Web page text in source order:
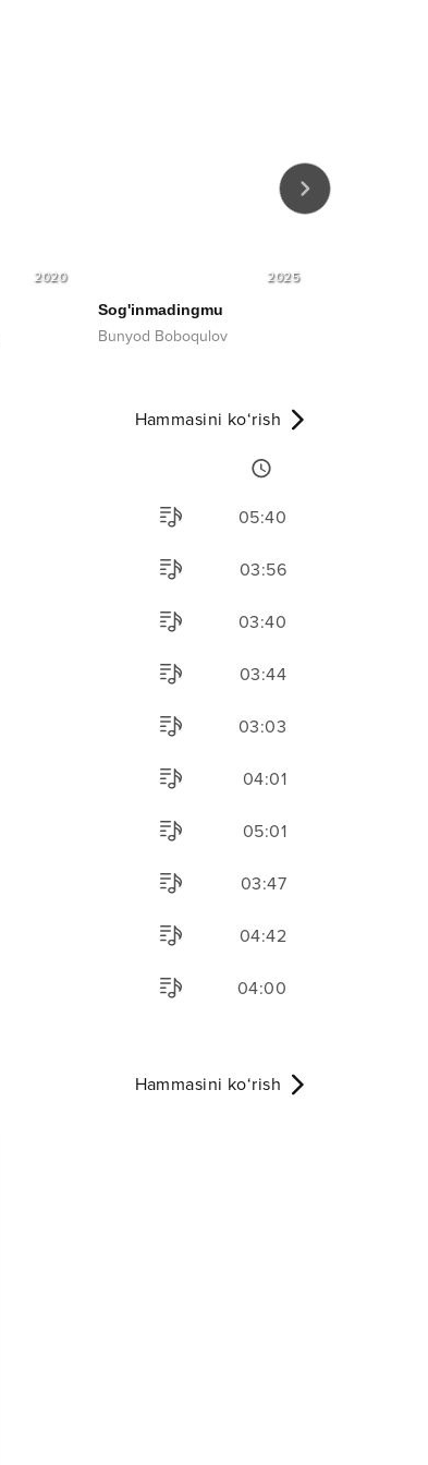
2020 2025
Sog'inmadingmu
Bunyod Boboqulov
Hammasini ko‘rish
05:40
03:56
03:40
03:44
03:03
04:01
05:01
03:47
04:42
04:00
Hammasini ko‘rish